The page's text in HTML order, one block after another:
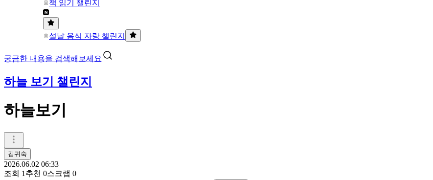
책 읽기 챌린지
설날 음식 자랑 챌린지
궁금한 내용을 검색해보세요
하늘 보기 챌린지
하늘보기
김귀숙
2026.06.02 06:33
조회 1 추천 0스크랩 0